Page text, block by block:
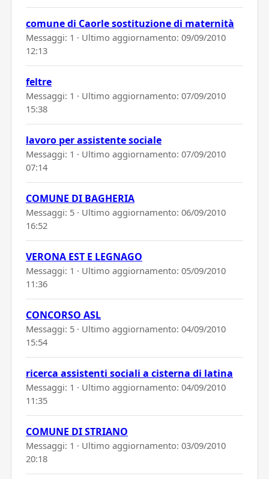
comune di Caorle sostituzione di maternità
Messaggi: 1 · Ultimo aggiornamento: 09/09/2010
12:13
feltre
Messaggi: 1 · Ultimo aggiornamento: 07/09/2010
15:38
lavoro per assistente sociale
Messaggi: 1 · Ultimo aggiornamento: 07/09/2010
07:14
COMUNE DI BAGHERIA
Messaggi: 5 · Ultimo aggiornamento: 06/09/2010
16:52
VERONA EST E LEGNAGO
Messaggi: 1 · Ultimo aggiornamento: 05/09/2010
11:36
CONCORSO ASL
Messaggi: 5 · Ultimo aggiornamento: 04/09/2010
15:54
ricerca assistenti sociali a cisterna di latina
Messaggi: 1 · Ultimo aggiornamento: 04/09/2010
11:35
COMUNE DI STRIANO
Messaggi: 1 · Ultimo aggiornamento: 03/09/2010
20:18